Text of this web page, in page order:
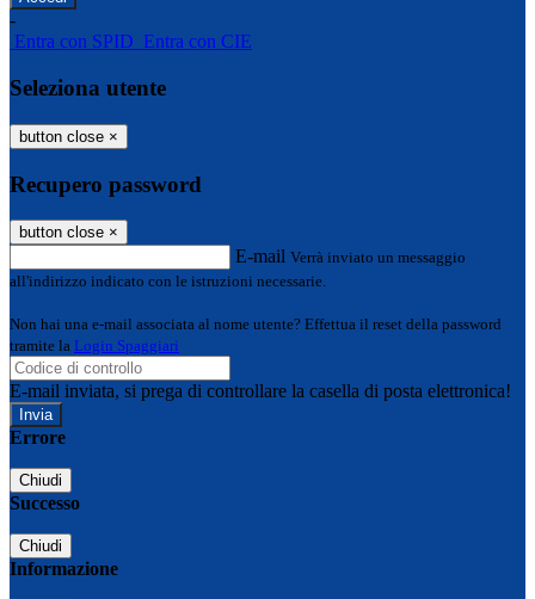
-
Entra con SPID Entra con CIE
Seleziona utente
button close ×
Recupero password
button close ×
E-mail Verrà inviato un messaggio
all'indirizzo indicato con le istruzioni necessarie.
Non hai una e-mail associata al nome utente? Effettua il reset della password
tramite la Login Spaggiari
E-mail inviata, si prega di controllare la casella di posta elettronica!
Errore
Chiudi
Successo
Chiudi
Informazione